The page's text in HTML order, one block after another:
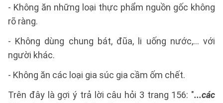
- Không ăn những loại thực phẩm nguồn gốc không
rõ ràng.
- Không dùng chung bát, đũa, li uống nước,… với
người khác.
- Không ăn các loại gia súc gia cầm ốm chết.
Trên đây là gợi ý trả lời câu hỏi 3 trang 156: "...các